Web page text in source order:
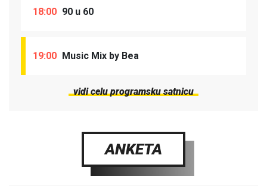
18:00 90 u 60
19:00 Music Mix by Bea
vidi celu programsku satnicu
ANKETA